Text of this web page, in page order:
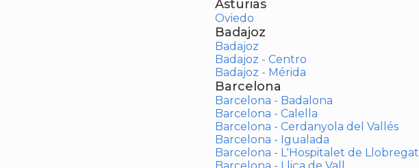
Asturias
Oviedo
Badajoz
Badajoz
Badajoz - Centro
Badajoz - Mérida
Barcelona
Barcelona - Badalona
Barcelona - Calella
Barcelona - Cerdanyola del Vallés
Barcelona - Igualada
Barcelona - L'Hospitalet de Llobregat